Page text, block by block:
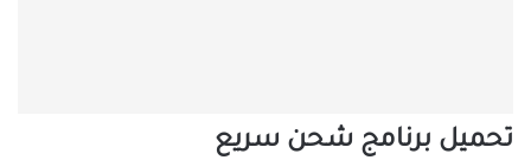
تحميل برنامج شحن سريع